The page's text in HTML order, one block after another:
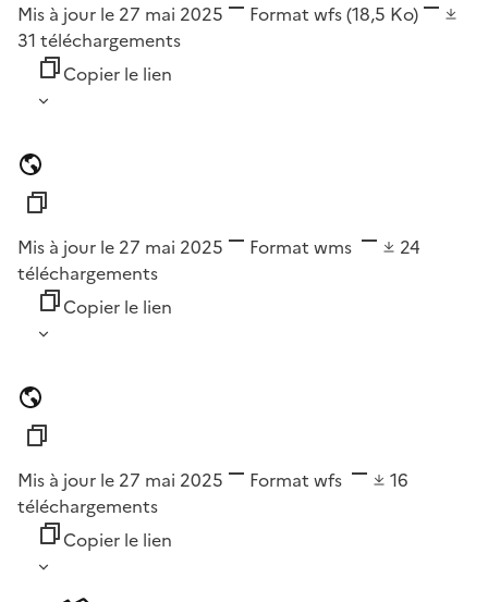
Mis à jour le 27 mai 2025 Format wfs(18,5 Ko)
31 téléchargements
Copier le lien
Mis à jour le 27 mai 2025 Format wms
24
téléchargements
Copier le lien
Mis à jour le 27 mai 2025 Format wfs
16
téléchargements
Copier le lien